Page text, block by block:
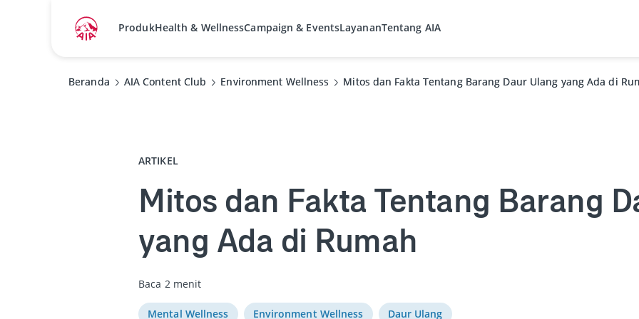
ProdukHealth & WellnessCampaign & EventsLayananTentang AIA
Beranda AIA Content Club Environment Wellness Mitos dan Fakta Tentang Barang Daur Ulang yang Ada di
Beranda AIA Content Club Environment Wellness Mitos dan Fakta Tentang Barang Daur Ulang yang Ada di
ARTIKEL
Mitos dan Fakta Tentang Barang
yang Ada di Rumah
Baca 2 menit
Mental Wellness Environment Wellness Daur Ulang